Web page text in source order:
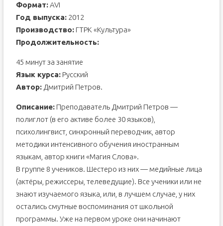
Формат:AVI
Год выпуска:2012
Производство:ГТРК «Культура»
Продолжительность:
45 минут за занятие
Язык курса:Русский
Автор:Дмитрий Петров.
Описание:Преподаватель Дмитрий Петров —
полиглот (в его активе более 30 языков),
психолингвист, синхронный переводчик, автор
методики интенсивного обучения иностранным
языкам, автор книги «Магия Слова».
В группе 8 учеников. Шестеро из них — медийные лица
(актёры, режиссеры, телеведущие). Все ученики или не
знают изучаемого языка, или, в лучшем случае, у них
остались смутные воспоминания от школьной
программы. Уже на первом уроке они начинают